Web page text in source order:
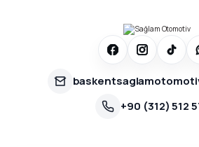
+90 (312) 512